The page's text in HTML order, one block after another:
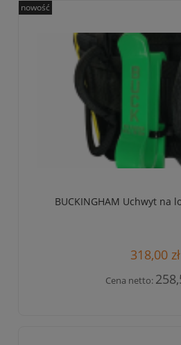
BUCKINGHAM Uchwyt na
318,00 zł
Cena netto:
nowość